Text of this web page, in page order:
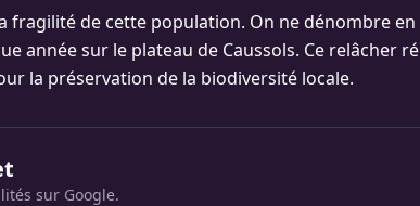
fragilité de cette population. On ne dénombre en
année sur le plateau de Caussols. Ce relâcher
la préservation de la biodiversité locale.
sur Google.